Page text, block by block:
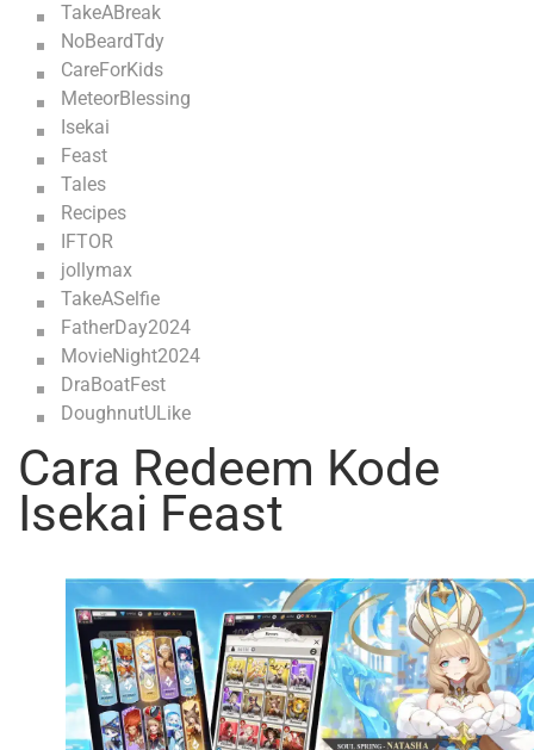
TakeABreak
NoBeardTdy
CareForKids
MeteorBlessing
Isekai
Feast
Tales
Recipes
IFTOR
jollymax
TakeASelfie
FatherDay2024
MovieNight2024
DraBoatFest
DoughnutULike
Cara Redeem Kode
Isekai Feast